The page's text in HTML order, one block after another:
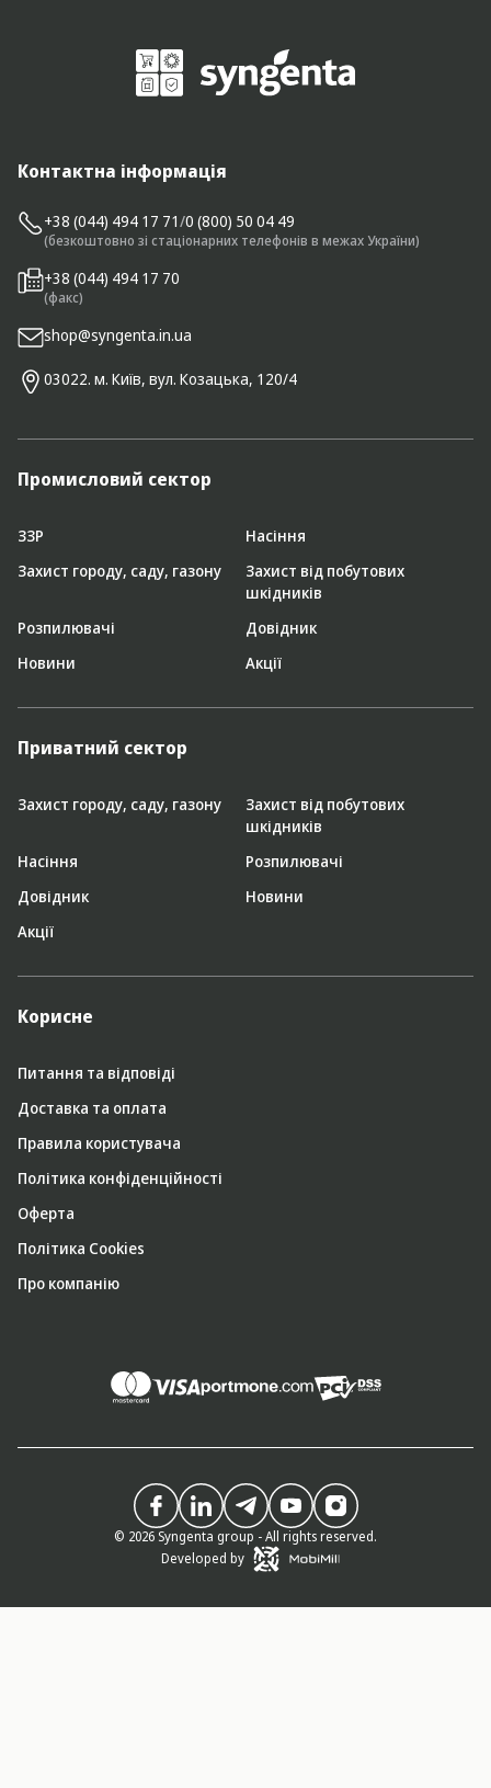
Контактна інформація
+38 (044) 494 17 71/0 (800) 50 04 49
(безкоштовно зі стаціонарних телефонів в межах України)
+38 (044) 494 17 70
(факс)
shop@syngenta.in.ua
03022. м. Київ, вул. Козацька, 120/4
Промисловий сектор
ЗЗР
Насіння
Захист городу, саду, газону
Захист від побутових
шкідників
Розпилювачі
Довідник
Новини
Акції
Приватний сектор
Захист городу, саду, газону
Захист від побутових
шкідників
Насіння
Розпилювачі
Довідник
Новини
Акції
Корисне
Питання та відповіді
Доставка та оплата
Правила користувача
Політика конфіденційності
Оферта
Політика Cookies
Про компанію
© 2026 Syngenta group - All rights reserved.
Developed by